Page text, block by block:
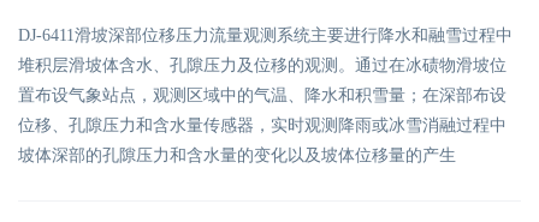
DJ-6411滑坡深部位移压力流量观测系统主要进行降水和融雪过程中
堆积层滑坡体含水、孔隙压力及位移的观测。通过在冰碛物滑坡位
置布设气象站点，观测区域中的气温、降水和积雪量；在深部布设
位移、孔隙压力和含水量传感器，实时观测降雨或冰雪消融过程中
坡体深部的孔隙压力和含水量的变化以及坡体位移量的产生